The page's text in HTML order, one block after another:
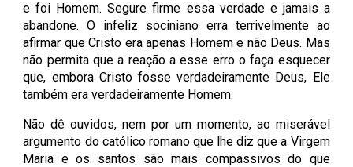
e foi Homem. Segure firme essa verdade e jamais a
abandone. O infeliz sociniano erra terrivelmente ao
afirmar que Cristo era apenas Homem e não Deus. Mas
não permita que a reação a esse erro o faça esquecer
que, embora Cristo fosse verdadeiramente Deus, Ele
também era verdadeiramente Homem.
Não dê ouvidos, nem por um momento, ao miserável
argumento do católico romano que lhe diz que a Virgem
Maria e os santos são mais compassivos do que